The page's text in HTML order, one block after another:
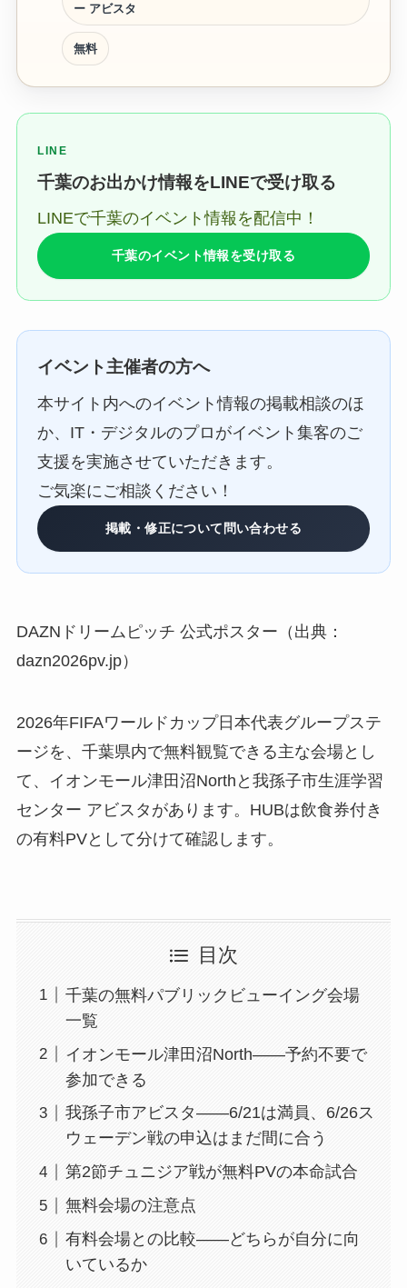
ー アビスタ
無料
LINE
千葉のお出かけ情報をLINEで受け取る
LINEで千葉のイベント情報を配信中！
千葉のイベント情報を受け取る
イベント主催者の方へ
本サイト内へのイベント情報の掲載相談のほ
か、IT・デジタルのプロがイベント集客のご
支援を実施させていただきます。
ご気楽にご相談ください！
掲載・修正について問い合わせる
dazn2026pv.jp）
2026年FIFAワールドカップ日本代表グループステ
ージを、千葉県内で無料観覧できる主な会場とし
て、イオンモール津田沼Northと我孫子市生涯学習
千葉の無料パブリックビューイング会場
一覧
イオンモール津田沼North——予約不要で
参加できる
我孫子市アビスタ——6/21は満員、6/26ス
ウェーデン戦の申込はまだ間に合う
第2節チュニジア戦が無料PVの本命試合
無料会場の注意点